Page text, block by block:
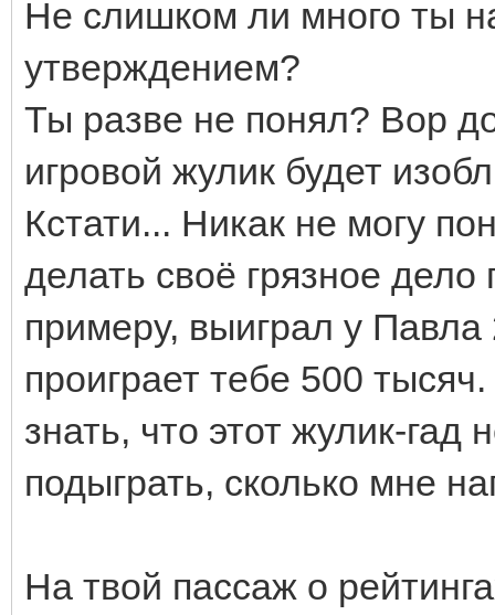
Не слишком ли много ты
утверждением?
Ты разве не понял? Вор
игровой жулик будет
Кстати... Никак не могу
делать своё грязное
примеру, выиграл у
проиграет тебе 500
знать, что этот жулик-гад
подыграть, сколько мне
На твой пассаж о